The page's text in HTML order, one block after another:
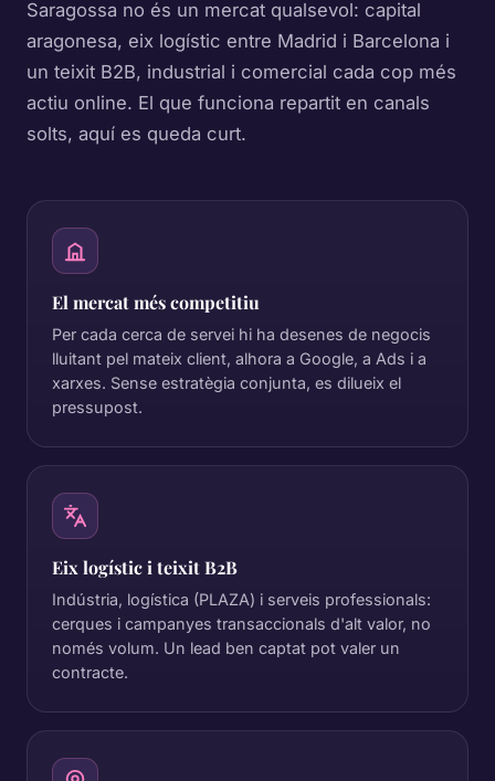
Saragossa no és un mercat qualsevol: capital
aragonesa, eix logístic entre Madrid i Barcelona i
un teixit B2B, industrial i comercial cada cop més
actiu online. El que funciona repartit en canals
solts, aquí es queda curt.
El mercat més competitiu
Per cada cerca de servei hi ha desenes de negocis
lluitant pel mateix client, alhora a Google, a Ads i a
xarxes. Sense estratègia conjunta, es dilueix el
pressupost.
Eix logístic i teixit B2B
Indústria, logística (PLAZA) i serveis professionals:
cerques i campanyes transaccionals d'alt valor, no
només volum. Un lead ben captat pot valer un
contracte.